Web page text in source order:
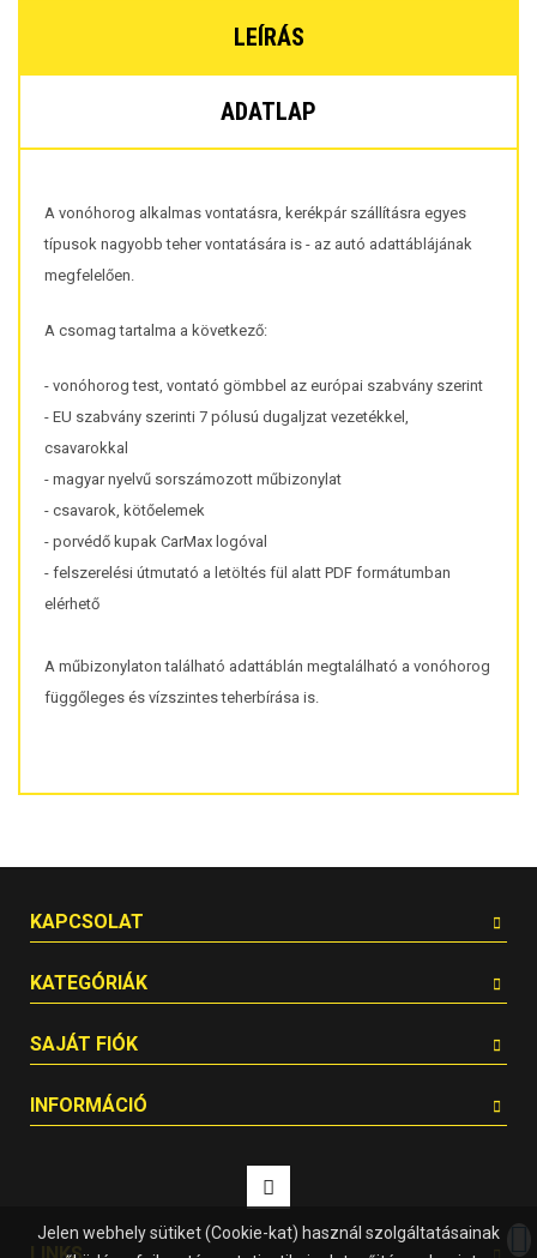
LEÍRÁS
ADATLAP
A vonóhorog alkalmas vontatásra, kerékpár szállításra egyes
típusok nagyobb teher vontatására is - az autó adattáblájának
megfelelően.
A csomag tartalma a következő:
- vonóhorog test, vontató gömbbel az európai szabvány szerint
- EU szabvány szerinti 7 pólusú dugaljzat vezetékkel,
csavarokkal
- magyar nyelvű sorszámozott műbizonylat
- csavarok, kötőelemek
- porvédő kupak CarMax logóval
- felszerelési útmutató a letöltés fül alatt PDF formátumban
elérhető
A műbizonylaton található adattáblán megtalálható a vonóhorog
függőleges és vízszintes teherbírása is.
KAPCSOLAT
KATEGÓRIÁK
SAJÁT FIÓK
INFORMÁCIÓ
LINKS
Jelen webhely sütiket (Cookie-kat) használ szolgáltatásainak